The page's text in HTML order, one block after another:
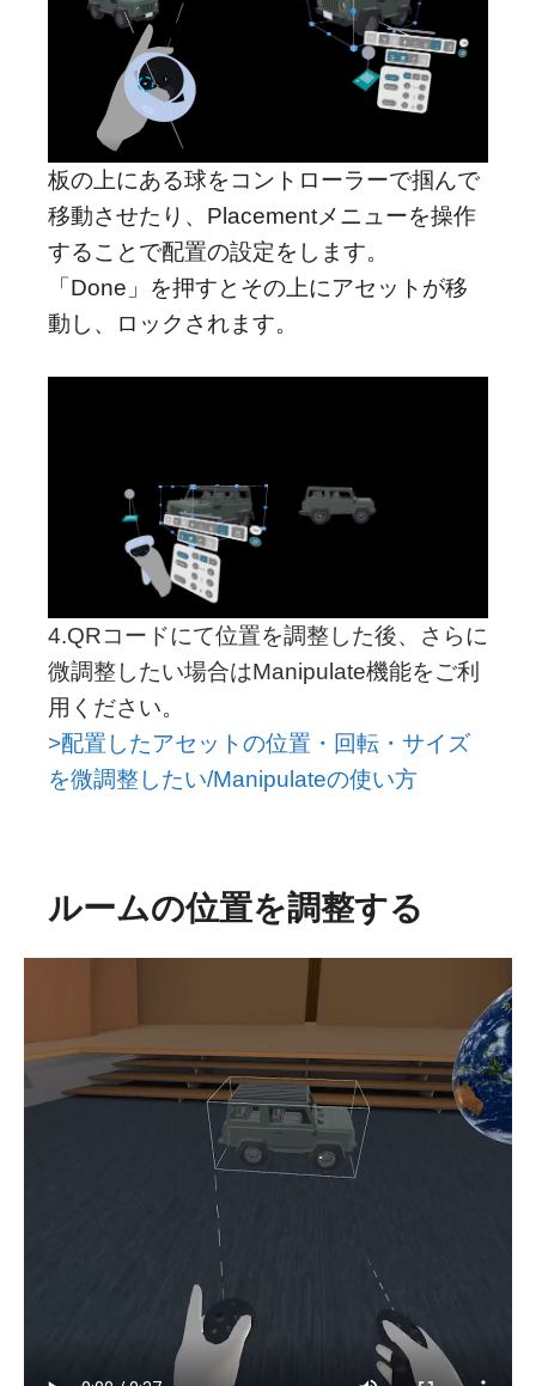
板の上にある球をコントローラーで掴んで
移動させたり、Placementメニューを操作
することで配置の設定をします。
「Done」を押すとその上にアセットが移
動し、ロックされます。
4.QRコードにて位置を調整した後、さらに
微調整したい場合はManipulate機能をご利
用ください。
>配置したアセットの位置・回転・サイズ
を微調整したい/Manipulateの使い方
ルームの位置を調整する